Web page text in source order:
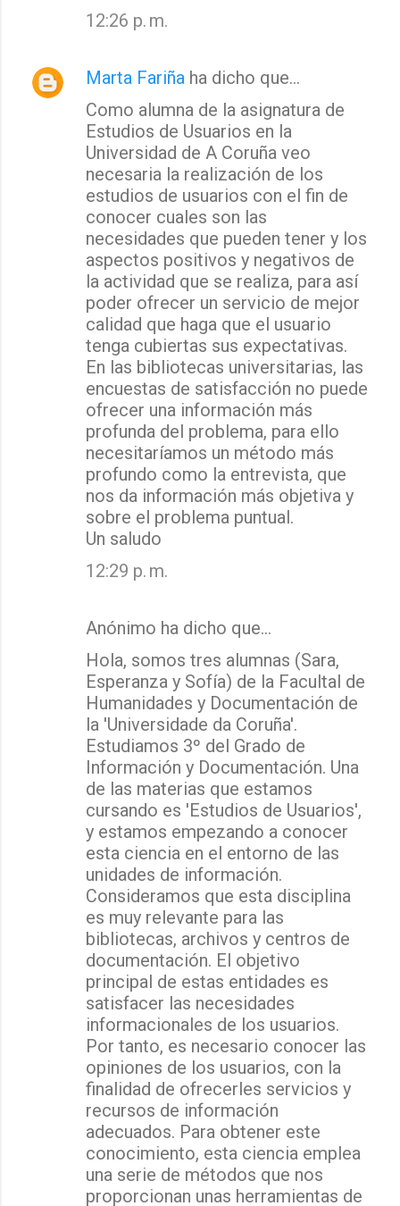
12:26 p. m.
Marta Fariña ha dicho que…
Como alumna de la asignatura de
Estudios de Usuarios en la
Universidad de A Coruña veo
necesaria la realización de los
estudios de usuarios con el fin de
conocer cuales son las
necesidades que pueden tener y los
aspectos positivos y negativos de
la actividad que se realiza, para así
poder ofrecer un servicio de mejor
calidad que haga que el usuario
tenga cubiertas sus expectativas.
En las bibliotecas universitarias, las
encuestas de satisfacción no puede
ofrecer una información más
profunda del problema, para ello
necesitaríamos un método más
profundo como la entrevista, que
nos da información más objetiva y
sobre el problema puntual.
Un saludo
12:29 p. m.
Anónimo ha dicho que…
Hola, somos tres alumnas (Sara,
Esperanza y Sofía) de la Facultal de
Humanidades y Documentación de
la 'Universidade da Coruña'.
Estudiamos 3º del Grado de
Información y Documentación. Una
de las materias que estamos
cursando es 'Estudios de Usuarios',
y estamos empezando a conocer
esta ciencia en el entorno de las
unidades de información.
Consideramos que esta disciplina
es muy relevante para las
bibliotecas, archivos y centros de
documentación. El objetivo
principal de estas entidades es
satisfacer las necesidades
informacionales de los usuarios.
Por tanto, es necesario conocer las
opiniones de los usuarios, con la
finalidad de ofrecerles servicios y
recursos de información
adecuados. Para obtener este
conocimiento, esta ciencia emplea
una serie de métodos que nos
proporcionan unas herramientas de